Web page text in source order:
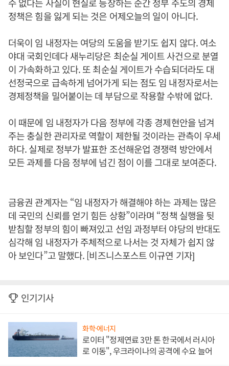
정책은 힘을 잃게 되는 것은 어제오늘의 일이 아니다.
더욱이 임 내정자는 여당의 도움을 받기도 쉽지 않다. 여소
야대 국회인데다 새누리당은 최순실 게이트 사건으로 분열
이 가속화하고 있다. 또 최순실 게이트가 수습되더라도 대
선정국으로 급속하게 넘어가게 되는 점도 임 내정자로서는
경제정책을 밀어붙이는 데 부담으로 작용할 수밖에 없다.
이 때문에 임 내정자가 다음 정부에 각종 경제현안을 넘겨
주는 충실한 관리자로 역할이 제한될 것이라는 관측이 우세
하다. 실제로 정부가 발표한 조선해운업 경쟁력 방안에서
모든 과제를 다음 정부에 넘긴 점이 이를 그대로 보여준다.
금융권 관계자는 “임 내정자가 해결해야 하는 과제는 많은
데 국민의 신뢰를 얻기 힘든 상황”이라며 “정책 실행을 뒷
받침할 정부의 힘이 빠져있고 선임 과정부터 야당의 반대도
심각해 임 내정자가 주체적으로 나서는 것 자체가 쉽지 않
아 보인다”고 말했다. [비즈니스포스트 이규연 기자]
인기기사
화학·에너지
로이터 "정제연료 3만 톤 한국에서 러시아
로 이동", 우크라이나의 공격에 수요 늘어